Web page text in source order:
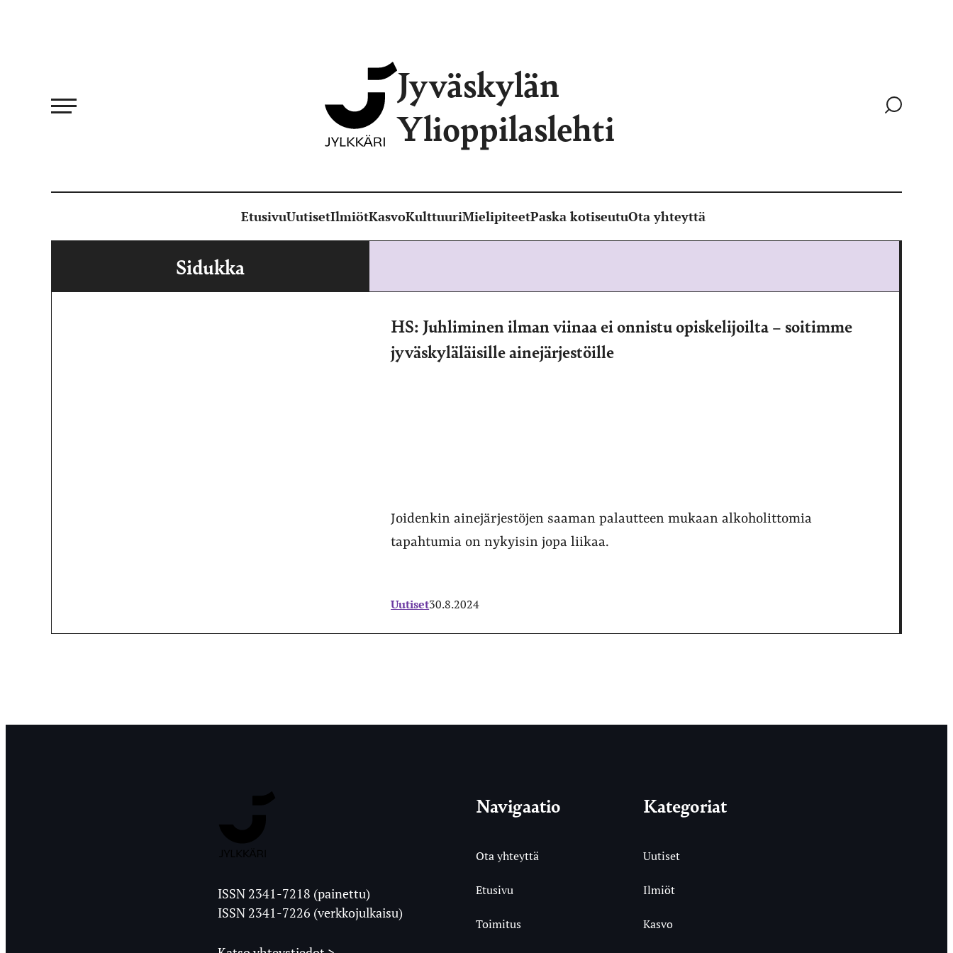
Jyväskylän
Ylioppilaslehti
Siirry
EtusivuUutisetIlmiötKasvoKulttuuriMielipiteetPaska kotiseutuOta yhteyttä
Sidukka
HS: Juhliminen ilman viinaa ei onnistu opiskelijoilta – soitimme
jyväskyläläisille ainejärjestöille
Joidenkin ainejärjestöjen saaman palautteen mukaan alkoholittomia
tapahtumia on nykyisin jopa liikaa.
Uutiset30.8.2024
Ylioppilaslehti
ISSN 2341-7218 (painettu)
ISSN 2341-7226 (verkkojulkaisu)
Navigaatio
Ota yhteyttä
Etusivu
Toimitus
Kategoriat
Uutiset
Ilmiöt
Kasvo